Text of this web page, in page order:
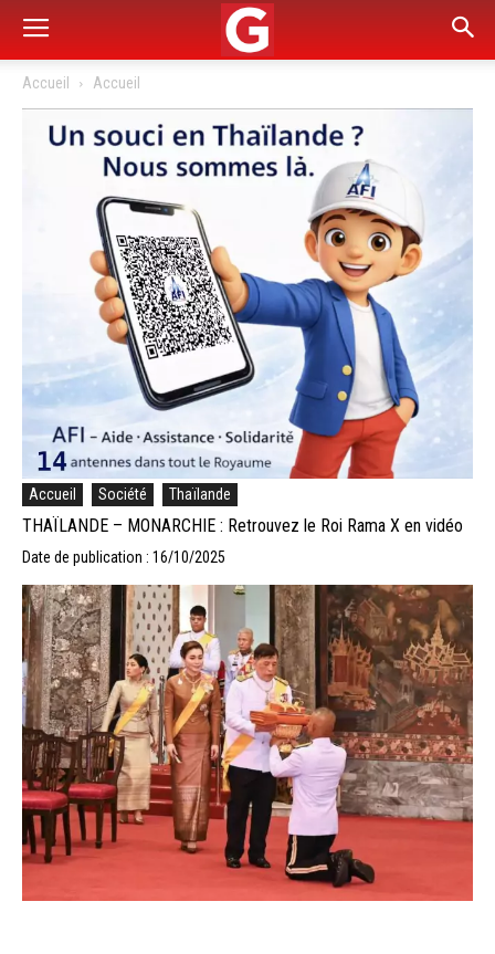
Accueil Accueil
Accueil Société Thaïlande
THAÏLANDE – MONARCHIE : Retrouvez le Roi Rama X en vidéo
Date de publication : 16/10/2025